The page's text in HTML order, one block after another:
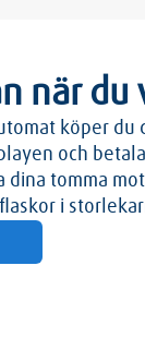
när du
köper
och
dina tomma
i